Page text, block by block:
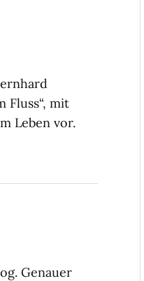
Fluss“, mit
Leben vor.
Genauer